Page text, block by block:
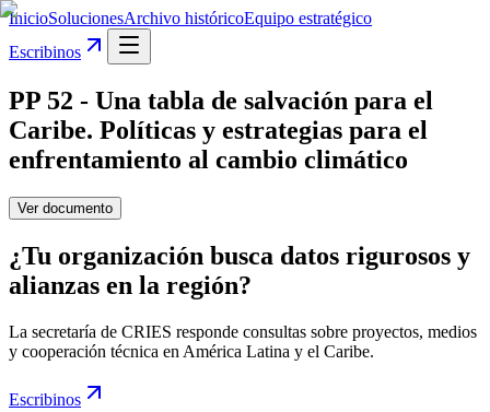
InicioSolucionesArchivo históricoEquipo estratégico
Escribinos
PP 52 - Una tabla de salvación para el
Caribe. Políticas y estrategias para el
enfrentamiento al cambio climático
Ver documento
¿Tu organización busca datos rigurosos y
alianzas en la región?
La secretaría de CRIES responde consultas sobre proyectos, medios
y cooperación técnica en América Latina y el Caribe.
Escribinos